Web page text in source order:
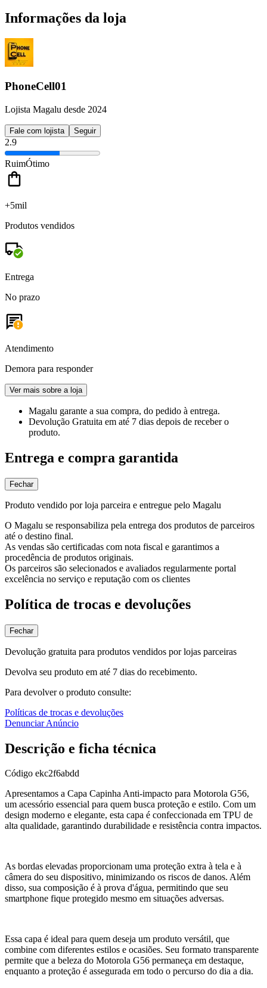
Informações da loja
PhoneCell01
Lojista Magalu desde 2024
Fale com lojista Seguir
2.9
RuimÓtimo
+5mil
Produtos vendidos
Entrega
No prazo
Atendimento
Demora para responder
Ver mais sobre a loja
Magalu garante a sua compra, do pedido à entrega.
Devolução Gratuita em até 7 dias depois de receber o
produto.
Entrega e compra garantida
Fechar
Produto vendido por loja parceira e entregue pelo Magalu
O Magalu se responsabiliza pela entrega dos produtos de parceiros
até o destino final.
As vendas são certificadas com nota fiscal e garantimos a
procedência de produtos originais.
Os parceiros são selecionados e avaliados regularmente portal
excelência no serviço e reputação com os clientes
Política de trocas e devoluções
Fechar
Devolução gratuita para produtos vendidos por lojas parceiras
Devolva seu produto em até 7 dias do recebimento.
Para devolver o produto consulte:
Políticas de trocas e devoluções
Denunciar Anúncio
Descrição e ficha técnica
Código ekc2f6abdd
Apresentamos a Capa Capinha Anti-impacto para Motorola G56,
um acessório essencial para quem busca proteção e estilo. Com um
design moderno e elegante, esta capa é confeccionada em TPU de
alta qualidade, garantindo durabilidade e resistência contra impactos.
As bordas elevadas proporcionam uma proteção extra à tela e à
câmera do seu dispositivo, minimizando os riscos de danos. Além
disso, sua composição é à prova d'água, permitindo que seu
smartphone fique protegido mesmo em situações adversas.
Essa capa é ideal para quem deseja um produto versátil, que
combine com diferentes estilos e ocasiões. Seu formato transparente
permite que a beleza do Motorola G56 permaneça em destaque,
enquanto a proteção é assegurada em todo o percurso do dia a dia.